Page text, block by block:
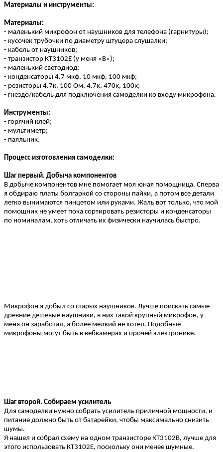
Материалы и инструменты:
Материалы:
- маленький микрофон от наушников для телефона (гарнитуры);
- кусочек трубочки по диаметру штуцера слушалки;
- кабель от наушников;
- транзистор КТ3102Е (у меня «В»);
- маленький светодиод;
- конденсаторы 4.7 мкф, 10 мкф, 100 мкф;
- резисторы 4.7к, 100 Ом, 4.7к, 470к, 100к;
- гнездо/кабель для подключения самоделки ко входу микрофона.
Инструменты:
- горячий клей;
- мультиметр;
- паяльник.
Процесс изготовления самоделки:
Шаг первый. Добыча компонентов
В добыче компонентов мне помогает моя юная помощница. Сперва
я обдираю платы болгаркой со стороны пайки, а потом все детали
легко вынимаются пинцетом или руками. Жаль вот только, что мой
помощник не умеет пока сортировать резисторы и конденсаторы
по номиналам, хоть отличать их физически научилась быстро.
Микрофон я добыл со старых наушников. Лучше поискать самые
древние дешевые наушники, в них такой крупный микрофон, у
меня он заработал, а более мелкий не хотел. Подобные
микрофоны могут быть в вебкамерах и прочей электронике.
Шаг второй. Собираем усилитель
Для самоделки нужно собрать усилитель приличной мощности, и
питание должно быть от батарейки, чтобы максимально снизить
шумы.
Я нашел и собрал схему на одном транзисторе КТ3102В, лучше для
этого использовать КТ3102Е, поскольку они менее шумные.